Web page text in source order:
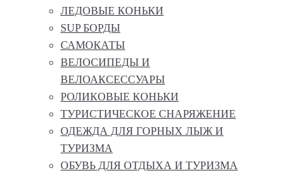
ЛЕДОВЫЕ КОНЬКИ
SUP БОРДЫ
САМОКАТЫ
ВЕЛОСИПЕДЫ И
ВЕЛОАКСЕССУАРЫ
РОЛИКОВЫЕ КОНЬКИ
ТУРИСТИЧЕСКОЕ СНАРЯЖЕНИЕ
ОДЕЖДА ДЛЯ ГОРНЫХ ЛЫЖ И
ТУРИЗМА
ОБУВЬ ДЛЯ ОТДЫХА И ТУРИЗМА